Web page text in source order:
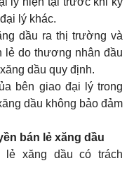
lý khác.
dầu ra thị trường và
lẻ do thương nhân đầu
dầu quy định.
bên giao đại lý trong
dầu không bảo đảm
bán lẻ xăng dầu
lẻ xăng dầu có trách